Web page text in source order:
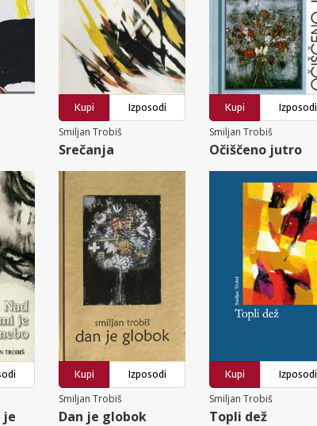
Kupi
Izposodi
Smiljan Trobiš
Srečanja
Kupi
Izposodi
Smiljan Trobiš
Očiščeno jutro
je
Kupi
Izposodi
Smiljan Trobiš
Dan je globok
Kupi
Izposodi
Smiljan Trobiš
Topli dež